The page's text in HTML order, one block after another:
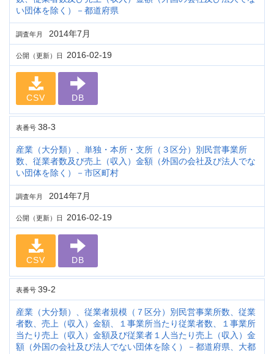
い団体を除く）－都道府県
調査年月 2014年7月
公開（更新）日 2016-02-19
CSV DB
表番号 38-3
産業（大分類）、単独・本所・支所（３区分）別民営事業所
数、従業者数及び売上（収入）金額（外国の会社及び法人でな
い団体を除く）－市区町村
調査年月 2014年7月
公開（更新）日 2016-02-19
CSV DB
表番号 39-2
産業（大分類）、従業者規模（７区分）別民営事業所数、従業
者数、売上（収入）金額、１事業所当たり従業者数、１事業所
当たり売上（収入）金額及び従業者１人当たり売上（収入）金
額（外国の会社及び法人でない団体を除く）－都道府県、大都